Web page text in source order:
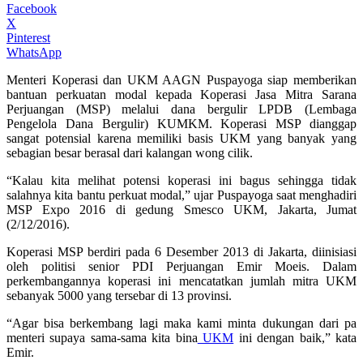
Facebook
X
Pinterest
WhatsApp
Menteri Koperasi dan UKM AAGN Puspayoga siap memberikan
bantuan perkuatan modal kepada Koperasi Jasa Mitra Sarana
Perjuangan (MSP) melalui dana bergulir LPDB (Lembaga
Pengelola Dana Bergulir) KUMKM. Koperasi MSP dianggap
sangat potensial karena memiliki basis UKM yang banyak yang
sebagian besar berasal dari kalangan wong cilik.
“Kalau kita melihat potensi koperasi ini bagus sehingga tidak
salahnya kita bantu perkuat modal,” ujar Puspayoga saat menghadiri
MSP Expo 2016 di gedung Smesco UKM, Jakarta, Jumat
(2/12/2016).
Koperasi MSP berdiri pada 6 Desember 2013 di Jakarta, diinisiasi
oleh politisi senior PDI Perjuangan Emir Moeis. Dalam
perkembangannya koperasi ini mencatatkan jumlah mitra UKM
sebanyak 5000 yang tersebar di 13 provinsi.
“Agar bisa berkembang lagi maka kami minta dukungan dari pa
menteri supaya sama-sama kita bina UKM ini dengan baik,” kata
Emir.